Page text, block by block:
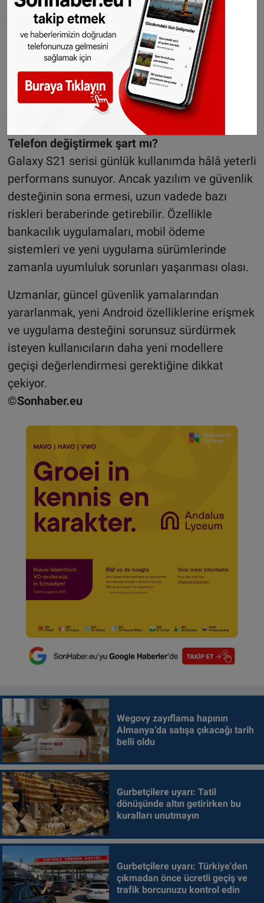
sona erecek; Ocak 2027’ye kadar ise güvenlik
yamaları sunulmayı sürdürecek.
Google, konuşurken
başka dillere anlık çeviri
özelliğini kullanıma
sundu
Telefon değiştirmek şart mı?
Galaxy S21 serisi günlük kullanımda hâlâ yeterli
performans sunuyor. Ancak yazılım ve güvenlik
desteğinin sona ermesi, uzun vadede bazı
riskleri beraberinde getirebilir. Özellikle
bankacılık uygulamaları, mobil ödeme
sistemleri ve yeni uygulama sürümlerinde
zamanla uyumluluk sorunları yaşanması olası.
Uzmanlar, güncel güvenlik yamalarından
yararlanmak, yeni Android özelliklerine erişmek
ve uygulama desteğini sorunsuz sürdürmek
isteyen kullanıcıların daha yeni modellere
geçişi değerlendirmesi gerektiğine dikkat
çekiyor.
©Sonhaber.eu
Wegovy zayıflama hapının
Almanya’da satışa çıkacağı tarih
belli oldu
Gurbetçilere uyarı: Tatil
dönüşünde altın getirirken bu
kuralları unutmayın
Gurbetçilere uyarı: Türkiye'den
çıkmadan önce ücretli geçiş ve
trafik borcunuzu kontrol edin